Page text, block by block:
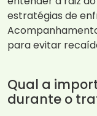
estratégias de
para evitar
Qual a
durante o